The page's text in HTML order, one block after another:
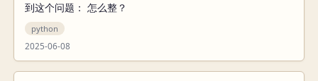
到这个问题： 怎么整？
python
2025-06-08